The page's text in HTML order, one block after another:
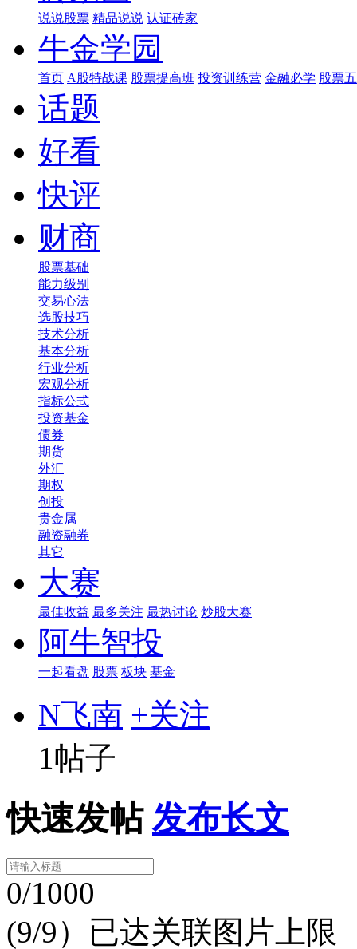
说说股票 精品说说 认证砖家
牛金学园
首页 A股特战课 股票提高班 投资训练营 金融必学 股票
话题
好看
快评
财商
股票基础
能力级别
交易心法
选股技巧
技术分析
基本分析
行业分析
宏观分析
指标公式
投资基金
债券
期货
外汇
期权
创投
贵金属
融资融券
其它
大赛
最佳收益 最多关注 最热讨论 炒股大赛
阿牛智投
一起看盘 股票 板块 基金
N飞南 +关注
1帖子
快速发帖 发布长文
0/1000
(9/9）已达关联图片上限